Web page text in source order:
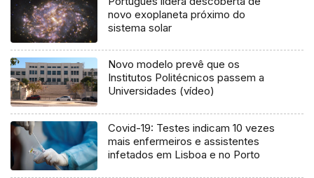
novo exoplaneta próximo do
sistema solar
Novo modelo prevê que os
Institutos Politécnicos passem a
Universidades (vídeo)
Covid-19: Testes indicam 10 vezes
mais enfermeiros e assistentes
infetados em Lisboa e no Porto